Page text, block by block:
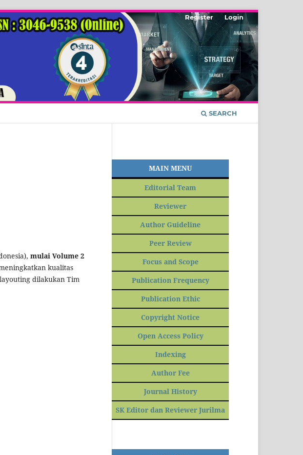
SEARCH
Register Login
mulai Volume 2
kualitas
dilakukan Tim
MAIN MENU
Editorial Team
Reviewer
Author Guideline
Peer Review
Focus and Scope
Publication Frequency
Publication Ethic
Copyright Notice
Open Access Policy
Indexing
Author Fee
Journal History
SK Editor dan Reviewer Jurilma